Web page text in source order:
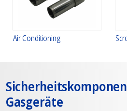
Air Conditioning
Gasgeräte